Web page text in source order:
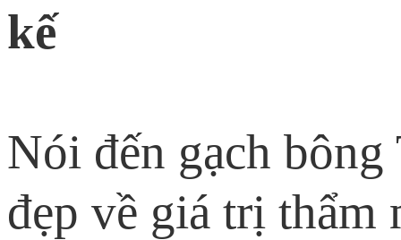
kế
Nói đến gạch
đẹp về giá trị thẩm